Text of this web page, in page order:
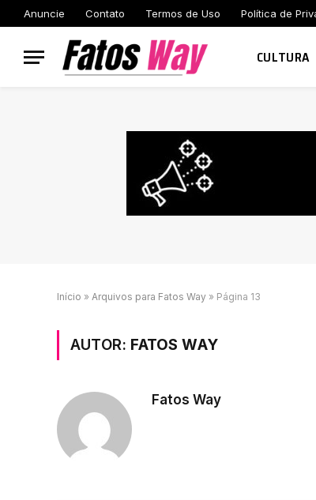
Anuncie Contato Termos de Uso Política de
CULTURA
Início » Arquivos para Fatos Way » Página 13
AUTOR: FATOS WAY
Fatos Way